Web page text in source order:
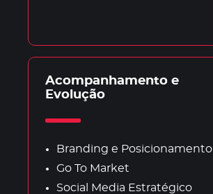
Acompanhamento e
Evolução
Branding e Posicionamento
Go To Market
Social Media Estratégico